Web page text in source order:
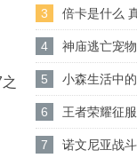
3 倍卡是什么
绍
4 神庙逃亡宠
果强不强
5 小森生活中
护服呢
6 王者荣耀征
征服者杯举
7 诺文尼亚战